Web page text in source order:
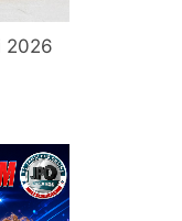
2026